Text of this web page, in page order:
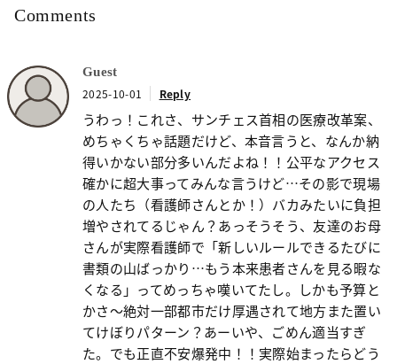
Comments
Guest
2025-10-01 Reply
うわっ！これさ、サンチェス首相の医療改革案、
めちゃくちゃ話題だけど、本音言うと、なんか納
得いかない部分多いんだよね！！公平なアクセス
確かに超大事ってみんな言うけど…その影で現場
の人たち（看護師さんとか！）バカみたいに負担
増やされてるじゃん？あっそうそう、友達のお母
さんが実際看護師で「新しいルールできるたびに
書類の山ばっかり…もう本来患者さんを見る暇な
くなる」ってめっちゃ嘆いてたし。しかも予算と
かさ～絶対一部都市だけ厚遇されて地方また置い
てけぼりパターン？あーいや、ごめん適当すぎ
た。でも正直不安爆発中！！実際始まったらどう